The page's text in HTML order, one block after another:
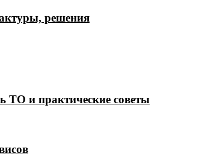
решения
ТО и практические советы